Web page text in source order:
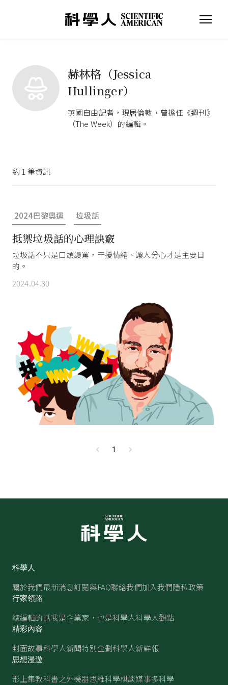
赫林格（Jessica
Hullinger）
英國自由記者，現居倫敦，曾擔任《週刊》
（The Week）的編輯。
約 1 筆資訊
2024巴黎奧運 垃圾話
抵禦垃圾話的心理訣竅
垃圾話不只是口頭謾罵，干擾情緒、讓人分心才是主要目
的。
2024.04.30
1
科學人
關於我們最新消息訂閱與FAQ聯絡我們加入我們隱私政策
行家領路
總編輯的話我是企業家，也是科學人科學人觀點
精彩內容
封面故事科學人新聞特別企劃科學人新鮮報
思想漫遊
形上集教科書之外機器思維科學棋談媒事多科學